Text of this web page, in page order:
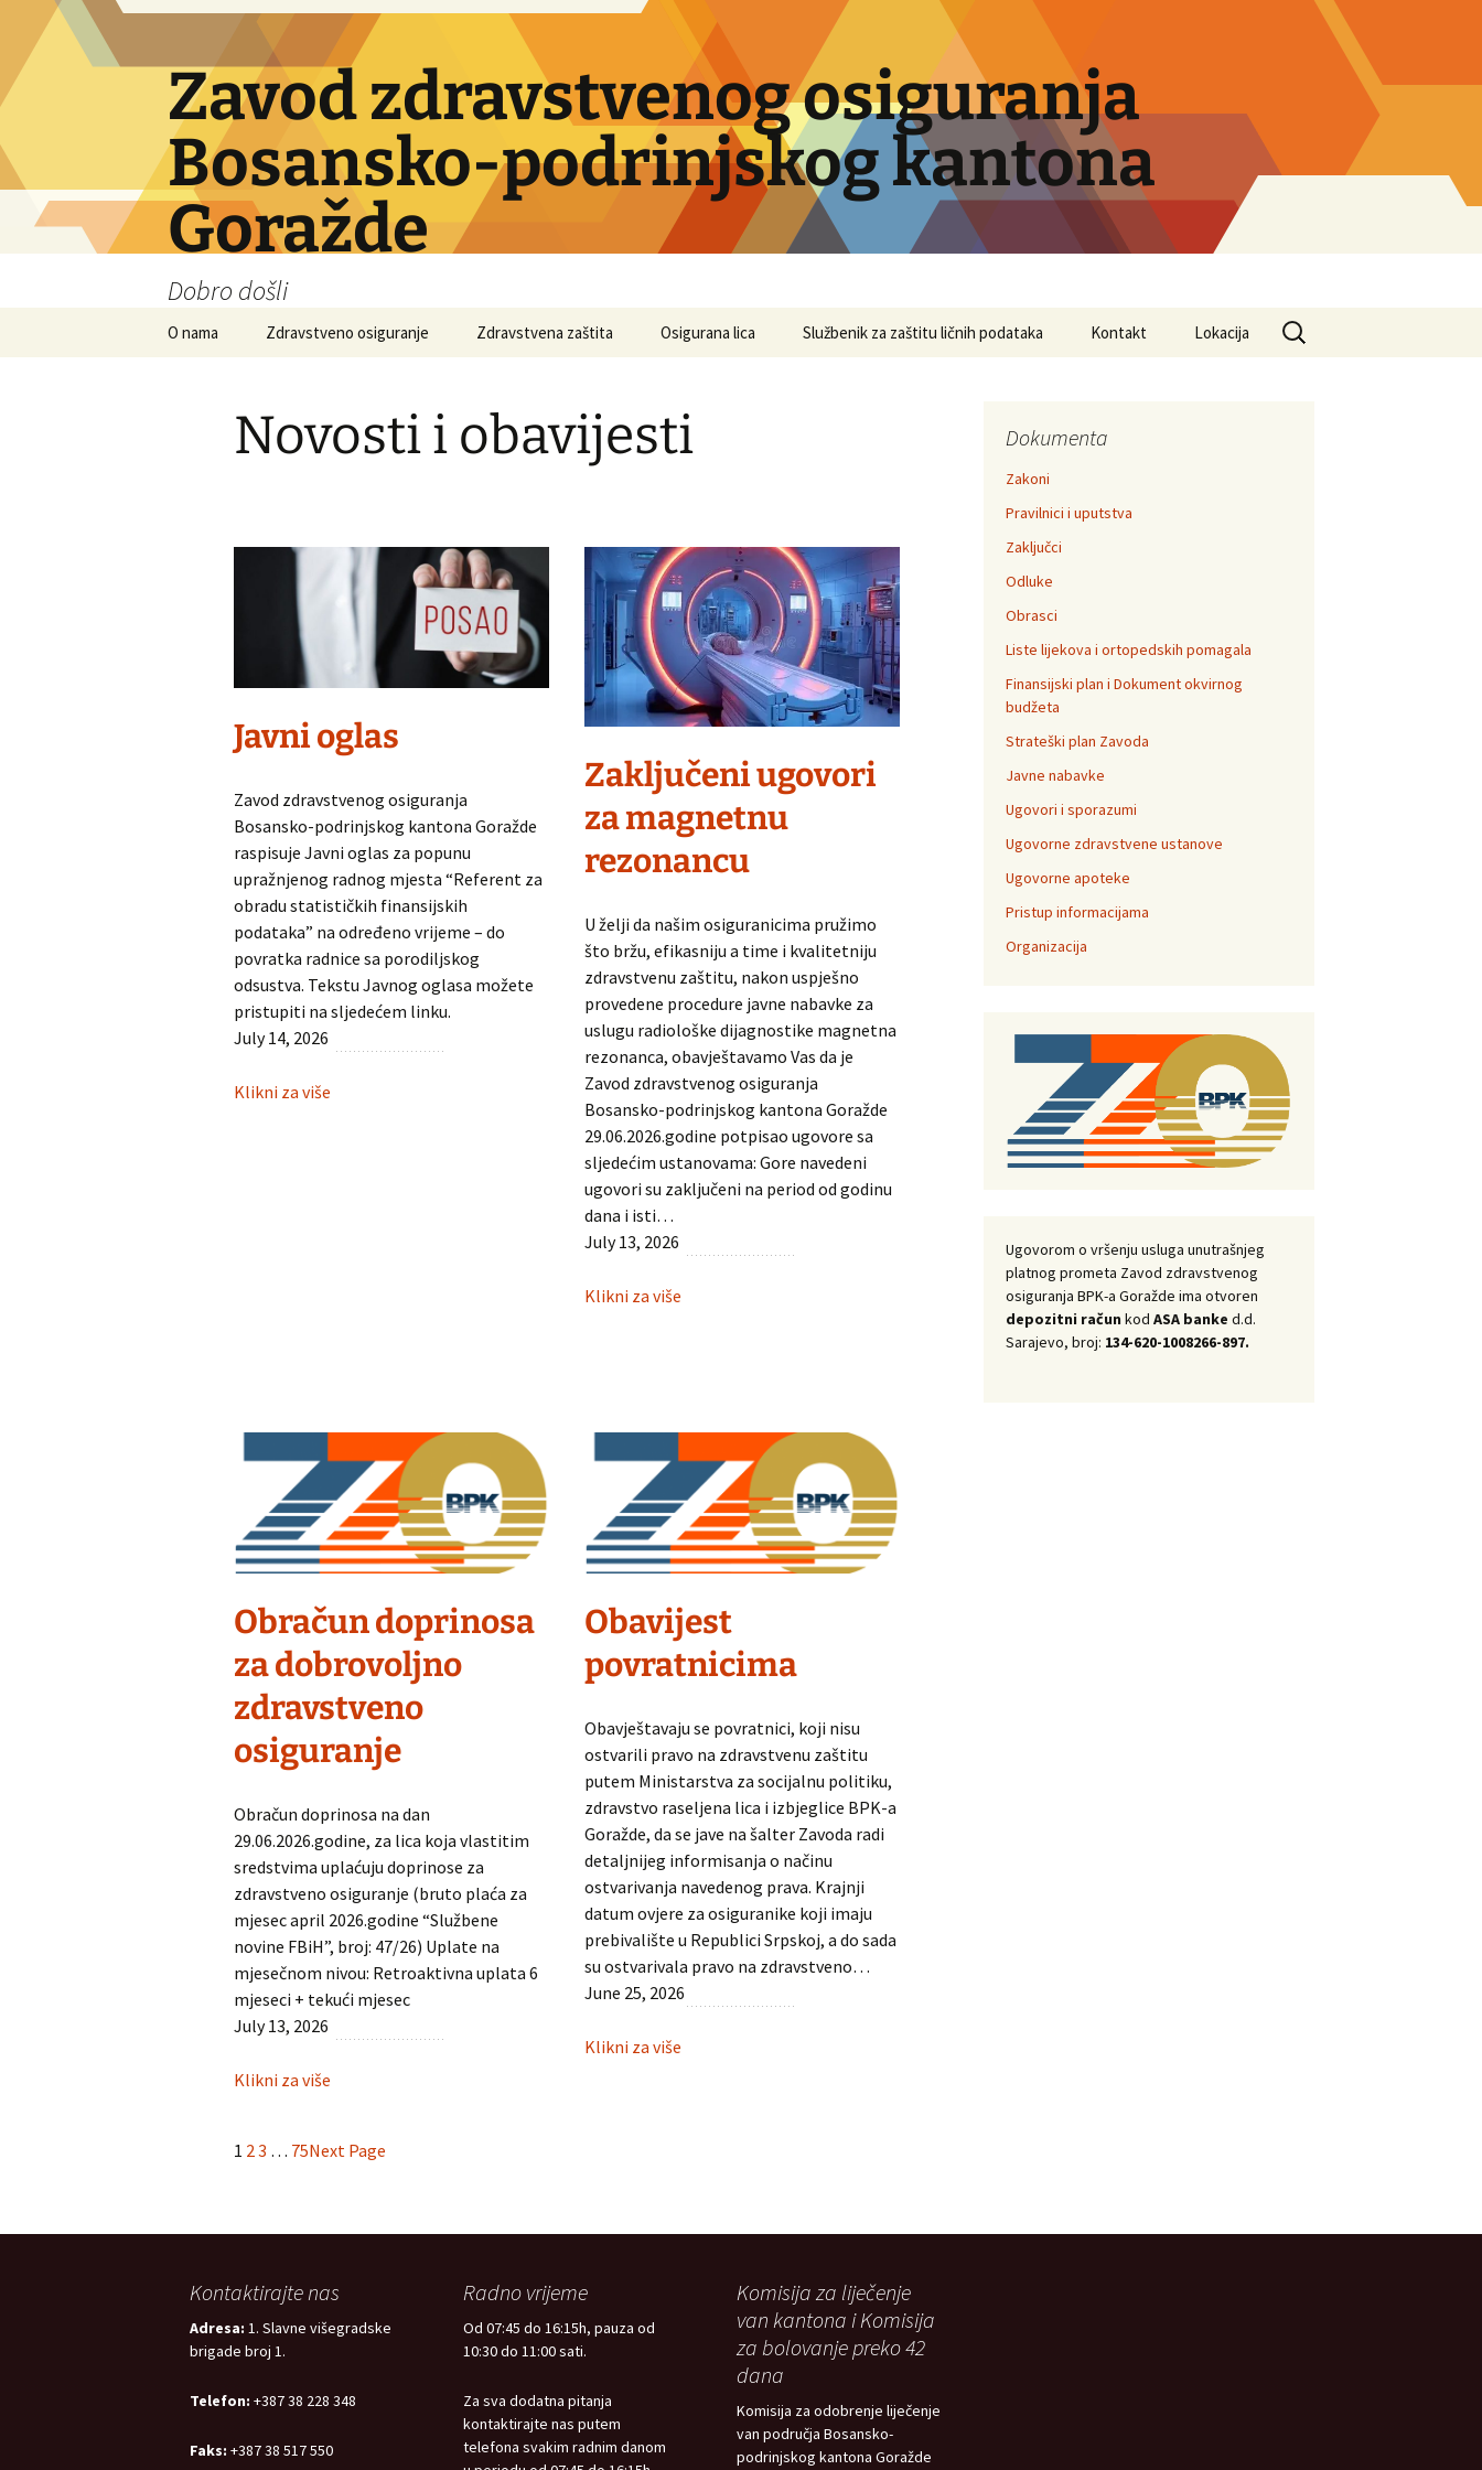
content
Zavod zdravstvenog osiguranja
Bosansko-podrinjskog kantona
Goražde
Dobro došli
O nama Zdravstveno osiguranje
Dobrovoljno osiguranje
osiguranje
Zdravstvena zaštita Osigurana lica Službenik za zaštitu ličnih podataka Kontakt Lokacija
Search
for:
Novosti i obavijesti
Javni oglas
Zavod zdravstvenog osiguranja
Bosansko-podrinjskog kantona Goražde
raspisuje Javni oglas za popunu
upražnjenog radnog mjesta “Referent za
obradu statističkih finansijskih
podataka” na određeno vrijeme – do
povratka radnice sa porodiljskog
odsustva. Tekstu Javnog oglasa možete
pristupiti na sljedećem linku.
July 14, 2026
Klikni za više
Zaključeni ugovori
za magnetnu
rezonancu
U želji da našim osiguranicima pružimo
što bržu, efikasniju a time i kvalitetniju
zdravstvenu zaštitu, nakon uspješno
provedene procedure javne nabavke za
uslugu radiološke dijagnostike magnetna
rezonanca, obavještavamo Vas da je
Zavod zdravstvenog osiguranja
Bosansko-podrinjskog kantona Goražde
29.06.2026.godine potpisao ugovore sa
sljedećim ustanovama: Gore navedeni
ugovori su zaključeni na period od godinu
dana i isti…
July 13, 2026
Klikni za više
Obračun doprinosa
za dobrovoljno
zdravstveno
osiguranje
Obračun doprinosa na dan
29.06.2026.godine, za lica koja vlastitim
sredstvima uplaćuju doprinose za
zdravstveno osiguranje (bruto plaća za
mjesec april 2026.godine “Službene
novine FBiH”, broj: 47/26) Uplate na
mjesečnom nivou: Retroaktivna uplata 6
mjeseci + tekući mjesec
July 13, 2026
Klikni za više
za
osiguranje
Obavijest
povratnicima
Obavještavaju se povratnici, koji nisu
ostvarili pravo na zdravstvenu zaštitu
putem Ministarstva za socijalnu politiku,
zdravstvo raseljena lica i izbjeglice BPK-a
Goražde, da se jave na šalter Zavoda radi
detaljnijeg informisanja o načinu
ostvarivanja navedenog prava. Krajnji
datum ovjere za osiguranike koji imaju
prebivalište u Republici Srpskoj, a do sada
su ostvarivala pravo na zdravstveno…
June 25, 2026
Klikni za više
1 23 … 75Next Page
Dokumenta
Zakoni
Pravilnici i uputstva
Zaključci
Odluke
Obrasci
Liste lijekova i ortopedskih pomagala
Finansijski plan i Dokument okvirnog
budžeta
Strateški plan Zavoda
Javne nabavke
Ugovori i sporazumi
Ugovorne zdravstvene ustanove
Ugovorne apoteke
Pristup informacijama
Organizacija
Ugovorom o vršenju usluga unutrašnjeg
platnog prometa Zavod zdravstvenog
osiguranja BPK-a Goražde ima otvoren
depozitni račun kod ASA banke d.d.
Sarajevo, broj: 134-620-1008266-897.
Kontaktirajte nas
Adresa: 1. Slavne višegradske
brigade broj 1.
Telefon: +387 38 228 348
Faks: +387 38 517 550
Radno vrijeme
Od 07:45 do 16:15h, pauza od
10:30 do 11:00 sati.
Za sva dodatna pitanja
kontaktirajte nas putem
telefona svakim radnim danom
Komisija za liječenje
van kantona i Komisija
za bolovanje preko 42
dana
Komisija za odobrenje liječenje
van područja Bosansko-
podrinjskog kantona Goražde